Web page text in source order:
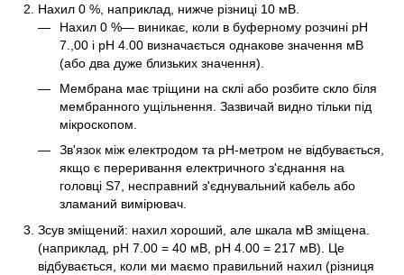
Нахил 0 %, наприклад, нижче різниці 10 мВ.
Нахил 0 %— виникає, коли в буферному розчині pH
7.,00 і pH 4.00 визначається однакове значення мВ
(або два дуже близьких значення).
Мембрана має тріщини на склі або розбите скло біля
мембранного ущільнення. Зазвичай видно тільки під
мікроскопом.
Зв'язок між електродом та рН-метром не відбувається,
якщо є переривання електричного з'єднання на
головці S7, несправний з'єднувальний кабель або
зламаний вимірювач.
Зсув зміщений: нахил хороший, але шкала мВ зміщена.
(наприклад, pH 7.00 = 40 мВ, pH 4.00 = 217 мВ). Це
відбувається, коли ми маємо правильний нахил (різниця